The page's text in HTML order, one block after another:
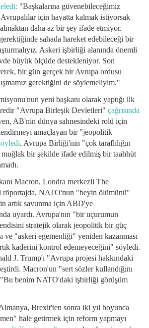
"Başkalarına güvenebileceğimiz
için hayatta kalmak istiyorsak
daha az bir şey ifade etmiyor.
sahada hareket edebileceği bir
Askeri işbirliği alanında önemli
büyük ölçüde destekleniyor. Son
bir gün gerçek bir Avrupa ordusu
gerektiğini de söylemeliyim."
yeni başkanı olarak yaptığı ilk
"Avrupa Birleşik Devletleri" çağrısında
AB'nin dünya sahnesindeki rolü için
amaçlayan bir "jeopolitik
. Avrupa Birliği'nin "çok taraflılığın
bir şekilde ifade edilmiş bir taahhüt
Macron, Londra merkezli The
röportajda, NATO'nun "beyin ölümünü"
artık savunma için ABD'ye
uyardı. Avrupa'nın "bir uçurumun
stratejik olarak jeopolitik bir güç
ve "askeri egemenliği" yeniden kazanması
kaderini kontrol edemeyeceğini" söyledi.
J. Trump'ı "Avrupa projesi hakkındaki
Macron'un "sert sözler kullandığını
benim NATO'daki işbirliği görüşüm
Brexit'ten sonra iki yıl boyunca
hale getirmek için reform yapmayı